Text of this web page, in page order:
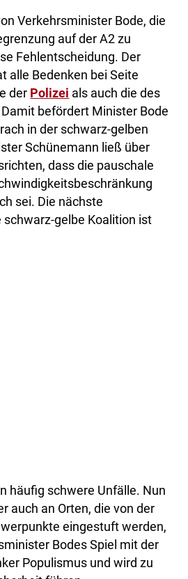
Verkehrsminister Bode, die
auf der A2 zu
Fehlentscheidung. Der
alle Bedenken bei Seite
der Polizei als auch die des
befördert Minister Bode
in der schwarz-gelben
Schünemann ließ über
dass die pauschale
sei. Die nächste
gelbe Koalition ist
häufig schwere Unfälle. Nun
auch an Orten, die von der
eingestuft werden,
Bodes Spiel mit der
Populismus und wird zu